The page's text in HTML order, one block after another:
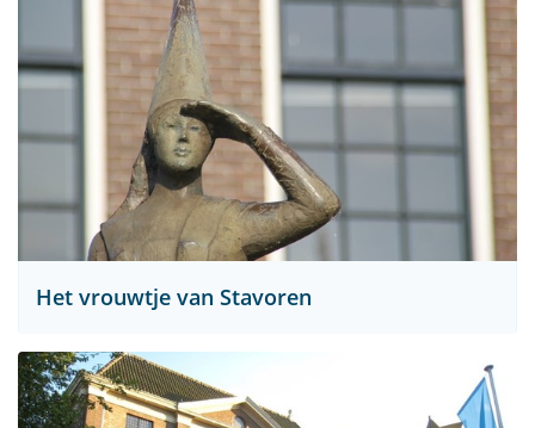
Het vrouwtje van Stavoren